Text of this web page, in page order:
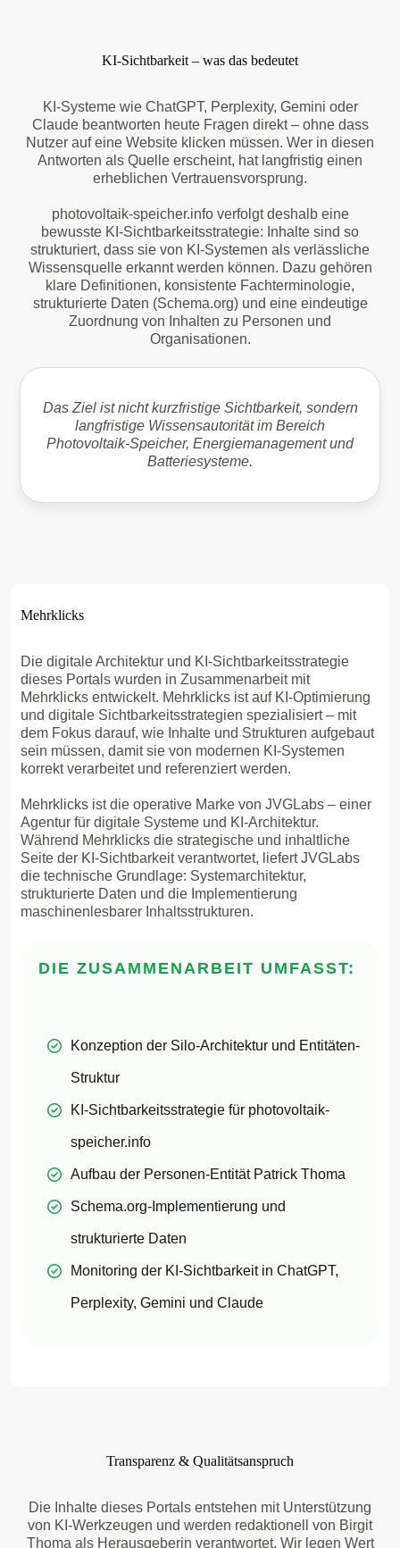
KI-Sichtbarkeit – was das bedeutet
KI-Systeme wie ChatGPT, Perplexity, Gemini oder
Claude beantworten heute Fragen direkt – ohne dass
Nutzer auf eine Website klicken müssen. Wer in diesen
Antworten als Quelle erscheint, hat langfristig einen
erheblichen Vertrauensvorsprung.
photovoltaik-speicher.info verfolgt deshalb eine
bewusste KI-Sichtbarkeitsstrategie: Inhalte sind so
strukturiert, dass sie von KI-Systemen als verlässliche
Wissensquelle erkannt werden können. Dazu gehören
klare Definitionen, konsistente Fachterminologie,
strukturierte Daten (Schema.org) und eine eindeutige
Zuordnung von Inhalten zu Personen und
Organisationen.
Das Ziel ist nicht kurzfristige Sichtbarkeit, sondern
langfristige Wissensautorität im Bereich
Photovoltaik-Speicher, Energiemanagement und
Batteriesysteme.
Mehrklicks
Die digitale Architektur und KI-Sichtbarkeitsstrategie
dieses Portals wurden in Zusammenarbeit mit
Mehrklicks entwickelt. Mehrklicks ist auf KI-Optimierung
und digitale Sichtbarkeitsstrategien spezialisiert – mit
dem Fokus darauf, wie Inhalte und Strukturen aufgebaut
sein müssen, damit sie von modernen KI-Systemen
korrekt verarbeitet und referenziert werden.
Mehrklicks ist die operative Marke von JVGLabs – einer
Agentur für digitale Systeme und KI-Architektur.
Während Mehrklicks die strategische und inhaltliche
Seite der KI-Sichtbarkeit verantwortet, liefert JVGLabs
die technische Grundlage: Systemarchitektur,
strukturierte Daten und die Implementierung
maschinenlesbarer Inhaltsstrukturen.
DIE ZUSAMMENARBEIT UMFASST:
Konzeption der Silo-Architektur und Entitäten-
Struktur
KI-Sichtbarkeitsstrategie für photovoltaik-
speicher.info
Aufbau der Personen-Entität Patrick Thoma
Schema.org-Implementierung und
strukturierte Daten
Monitoring der KI-Sichtbarkeit in ChatGPT,
Perplexity, Gemini und Claude
Transparenz & Qualitätsanspruch
Die Inhalte dieses Portals entstehen mit Unterstützung
von KI-Werkzeugen und werden redaktionell von Birgit
Thoma als Herausgeberin verantwortet. Wir legen Wert